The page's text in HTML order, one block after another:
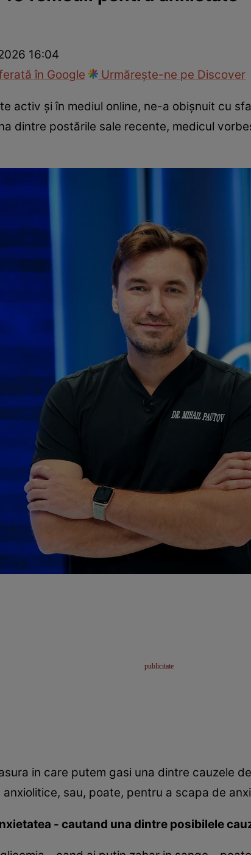
16:04
în Google
Urmărește-ne pe Discover
activ şi în mediul online, ne-a obişnuit cu
dintre postările sale recente, medicul
in care putem gasi una dintre cauzele
sau, poate, pentru a scapa de
- cautand una dintre posibilele